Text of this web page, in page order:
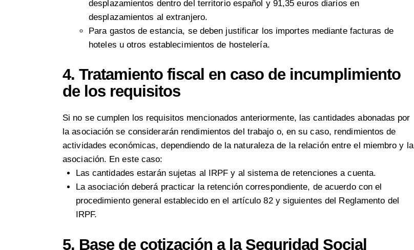
desplazamientos dentro del territorio español y 91,35 euros diarios en
desplazamientos al extranjero.
Para gastos de estancia, se deben justificar los importes mediante facturas de
hoteles u otros establecimientos de hostelería.
4. Tratamiento fiscal en caso de incumplimiento
de los requisitos
Si no se cumplen los requisitos mencionados anteriormente, las cantidades abonadas por
la asociación se considerarán rendimientos del trabajo o, en su caso, rendimientos de
actividades económicas, dependiendo de la naturaleza de la relación entre el miembro y la
asociación. En este caso:
Las cantidades estarán sujetas al IRPF y al sistema de retenciones a cuenta.
La asociación deberá practicar la retención correspondiente, de acuerdo con el
procedimiento general establecido en el artículo 82 y siguientes del Reglamento del
IRPF.
5. Base de cotización a la Seguridad Social